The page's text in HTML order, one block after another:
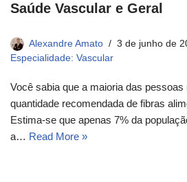
Saúde Vascular e Geral
Alexandre Amato
3 de junho de
Especialidade: Vascular
Você sabia que a maioria das
quantidade recomendada de fibras
Estima-se que apenas 7% da
a… Read More »